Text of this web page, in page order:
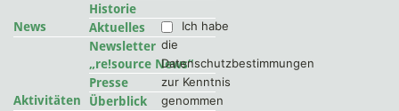
Historie
News
Aktuelles
Newsletter
„re!source News“
Presse
Aktivitäten
Überblick
Ich habe
die
Datenschutzbestimmungen
zur Kenntnis
genommen